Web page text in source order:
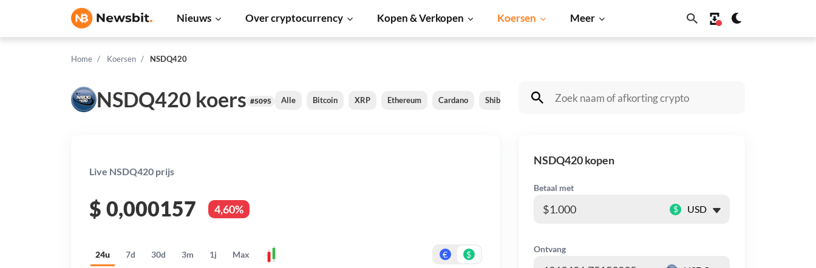
Nieuws Over cryptocurrency Kopen & Verkopen Koersen Meer
Home Koersen NSDQ420
NSDQ420 koers #5095 Alle Bitcoin XRP Ethereum Cardano Shiba Inu Dogecoin Solana BNB
Live NSDQ420 prijs
$ 0,000157 4,60%
24u 7d 30d 3m 1j Max € $
NSDQ420 kopen
Betaal met
$
Ontvang